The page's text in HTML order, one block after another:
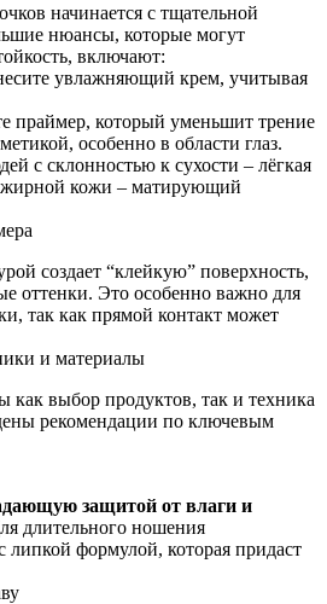
начинается с тщательной
нюансы, которые могут
включают:
увлажняющий крем, учитывая
праймер, который уменьшит трение
особенно в области глаз.
с склонностью к сухости – лёгкая
жирной кожи – матирующий
создает “клейкую” поверхность,
оттенки. Это особенно важно для
так как прямой контакт может
и материалы
как выбор продуктов, так и техника
рекомендации по ключевым
защитой от влаги и
длительного ношения
липкой формулой, которая придаст